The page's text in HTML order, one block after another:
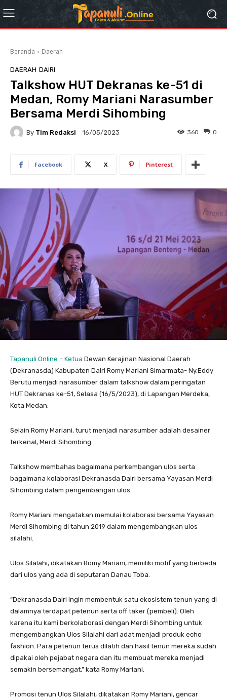
Beranda Daerah
DAERAH DAIRI
Talkshow HUT Dekranas ke-51 di
Medan, Romy Mariani Narasumber
Bersama Merdi Sihombing
By Tim Redaksi 16/05/2023 0
360
Facebook X Pinterest
Tapanuli.Online – Ketua Dewan Kerajinan Nasional Daerah
(Dekranasda) Kabupaten Dairi Romy Mariani Simarmata- Ny.Eddy
Berutu menjadi narasumber dalam talkshow dalam peringatan
HUT Dekranas ke-51, Selasa (16/5/2023), di Lapangan Merdeka,
Kota Medan.
Selain Romy Mariani, turut menjadi narasumber adalah desainer
terkenal, Merdi Sihombing.
Talkshow membahas bagaimana perkembangan ulos serta
bagaimana kolaborasi Dekranasda Dairi bersama Yayasan Merdi
Sihombing dalam pengembangan ulos.
Romy Mariani mengatakan memulai kolaborasi bersama Yayasan
Merdi Sihombing di tahun 2019 dalam mengembangkan ulos
silalahi.
Ulos Silalahi, dikatakan Romy Mariani, memiliki motif yang berbeda
dari ulos yang ada di seputaran Danau Toba.
“Dekranasda Dairi ingin membentuk satu ekosistem tenun yang di
dalamnya terdapat petenun serta off taker (pembeli). Oleh
karena itu kami berkolaborasi dengan Merdi Sihombing untuk
mengembangkan Ulos Silalahi dari adat menjadi produk echo
fashion. Para petenun terus dilatih dan hasil tenun mereka sudah
dipakai oleh pejabat negara dan itu membuat mereka menjadi
semakin bersemangat,” kata Romy Mariani.
Promosi tenun Ulos Silalahi, dikatakan Romy Mariani, gencar